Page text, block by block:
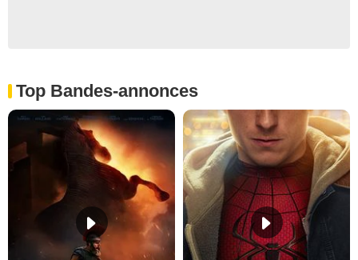
Top Bandes-annonces